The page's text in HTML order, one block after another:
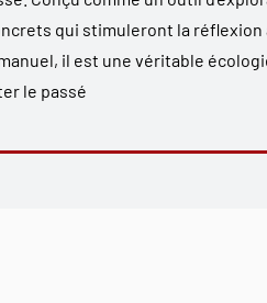
qui stimuleront la
il est une véritable
le passé